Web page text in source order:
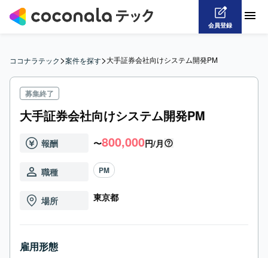
会員登録
ココナラテック>案件を探す>大手証券会社向けシステム開発PM
募集終了
大手証券会社向けシステム開発PM
報酬 〜800,000円/月
職種 PM
場所 東京都
雇用形態